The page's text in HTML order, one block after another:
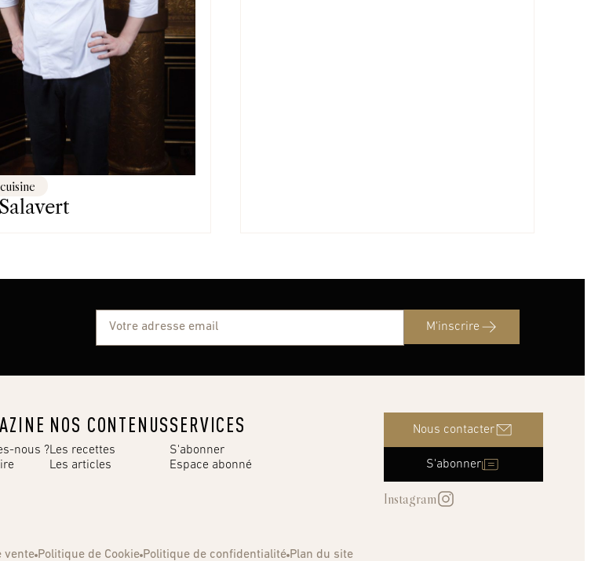
M'inscrire
nous ?
NOS CONTENUS
Les recettes
Les articles
SERVICES
S'abonner
Espace abonné
Nous contacter
S'abonner
Instagram
vente Politique de Cookie Politique de confidentialité Plan du site